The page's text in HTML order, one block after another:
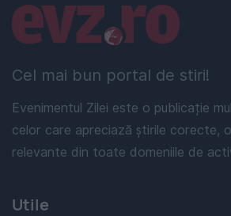
Cel mai bun portal de stiri!
Evenimentul Zilei este o publicație
celor care apreciază știrile corecte,
relevante din toate domeniile de
Linkuri utile
Utile